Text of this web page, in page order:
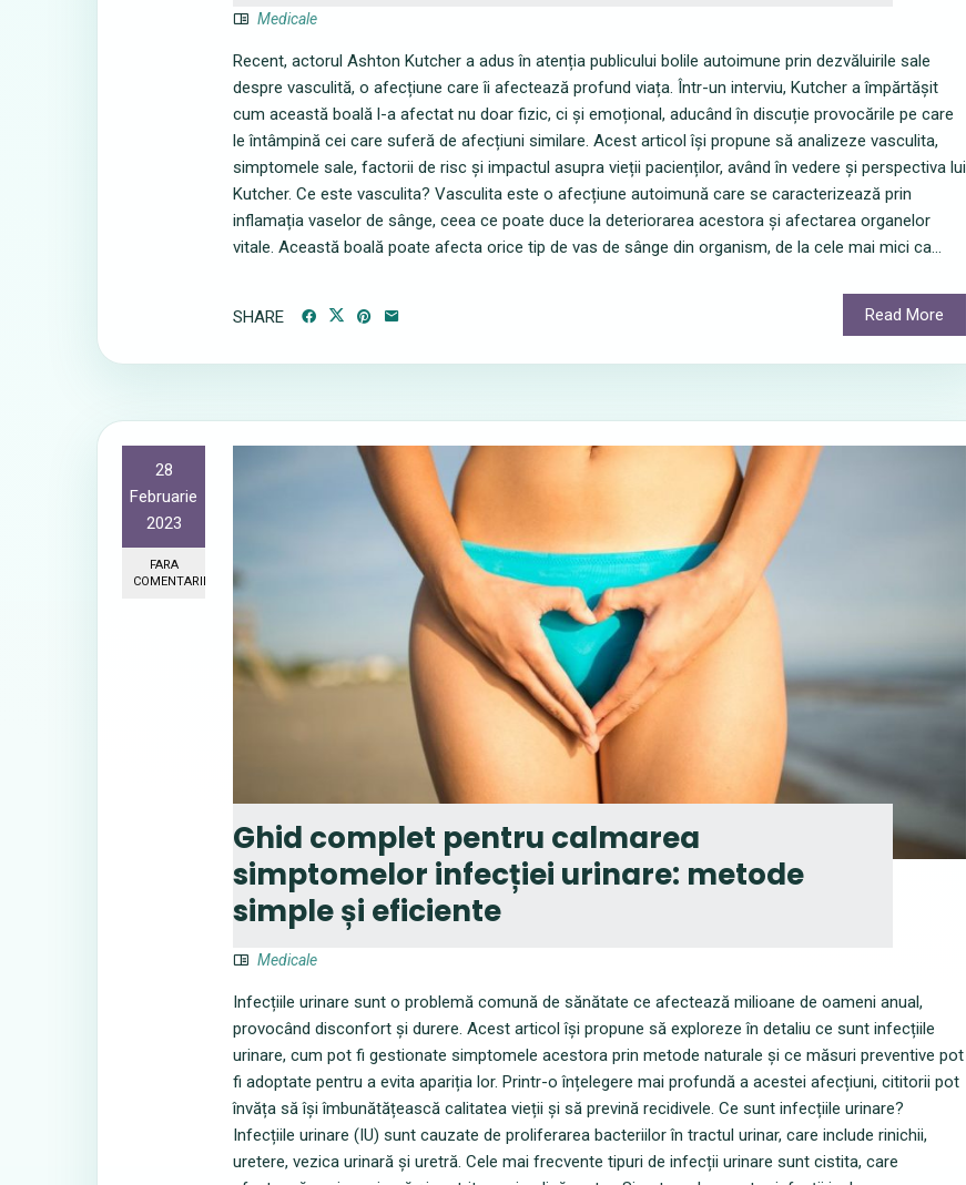
Medicale
Recent, actorul Ashton Kutcher a adus în atenția publicului bolile autoimune prin dezvăluirile sale
despre vasculită, o afecțiune care îi afectează profund viața. Într-un interviu, Kutcher a împărtășit
cum această boală l-a afectat nu doar fizic, ci și emoțional, aducând în discuție provocările pe care
le întâmpină cei care suferă de afecțiuni similare. Acest articol își propune să analizeze vasculita,
simptomele sale, factorii de risc și impactul asupra vieții pacienților, având în vedere și perspectiva lui
Kutcher. Ce este vasculita? Vasculita este o afecțiune autoimună care se caracterizează prin
inflamația vaselor de sânge, ceea ce poate duce la deteriorarea acestora și afectarea organelor
vitale. Această boală poate afecta orice tip de vas de sânge din organism, de la cele mai mici ca...
Read More
SHARE
28
Februarie
2023
FARA
COMENTARII
Ghid complet pentru calmarea
simptomelor infecției urinare: metode
simple și eficiente
Medicale
Infecțiile urinare sunt o problemă comună de sănătate ce afectează milioane de oameni anual,
provocând disconfort și durere. Acest articol își propune să exploreze în detaliu ce sunt infecțiile
urinare, cum pot fi gestionate simptomele acestora prin metode naturale și ce măsuri preventive pot
fi adoptate pentru a evita apariția lor. Printr-o înțelegere mai profundă a acestei afecțiuni, cititorii pot
învăța să își îmbunătățească calitatea vieții și să prevină recidivele. Ce sunt infecțiile urinare?
Infecțiile urinare (IU) sunt cauzate de proliferarea bacteriilor în tractul urinar, care include rinichii,
uretere, vezica urinară și uretră. Cele mai frecvente tipuri de infecții urinare sunt cistita, care